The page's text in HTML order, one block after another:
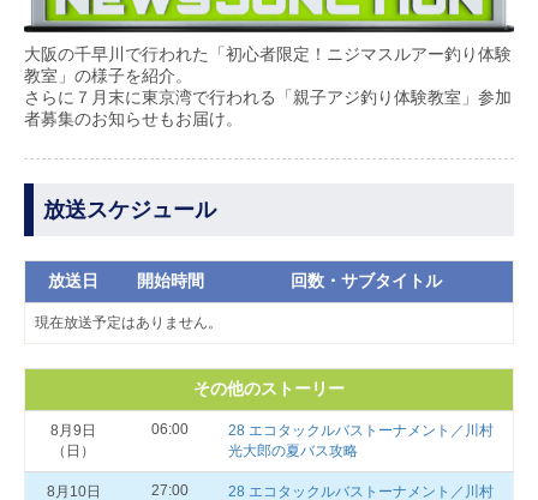
大阪の千早川で行われた「初心者限定！ニジマスルアー釣り体験
教室」の様子を紹介。
さらに７月末に東京湾で行われる「親子アジ釣り体験教室」参加
者募集のお知らせもお届け。
放送スケジュール
放送日 開始時間 回数・サブタイトル
現在放送予定はありません。
その他のストーリー
8月9日
（日）
06:00
28 エコタックルバストーナメント／川村
光大郎の夏バス攻略
8月10日 27:00 28 エコタックルバストーナメント／川村